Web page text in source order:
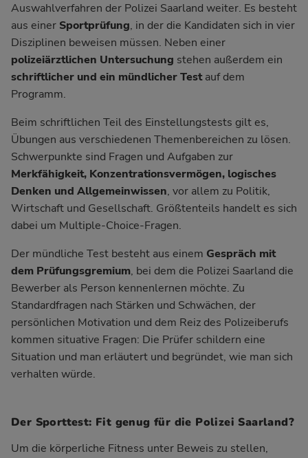
Auswahlverfahren der Polizei Saarland weiter. Es besteht
aus einer Sportprüfung, in der die Kandidaten sich in vier
Disziplinen beweisen müssen. Neben einer
polizeiärztlichen Untersuchung stehen außerdem ein
schriftlicher und ein mündlicher Testauf dem
Programm.
Beim schriftlichen Teil des Einstellungstests gilt es,
Übungen aus verschiedenen Themenbereichen zu lösen.
Schwerpunkte sind Fragen und Aufgaben zur
Merkfähigkeit, Konzentrationsvermögen, logisches
Denken und Allgemeinwissen, vor allem zu Politik,
Wirtschaft und Gesellschaft. Größtenteils handelt es sich
dabei um Multiple-Choice-Fragen.
Der mündliche Test besteht aus einem Gespräch mit
dem Prüfungsgremium, bei dem die Polizei Saarland die
Bewerber als Person kennenlernen möchte. Zu
Standardfragen nach Stärken und Schwächen, der
persönlichen Motivation und dem Reiz des Polizeiberufs
kommen situative Fragen: Die Prüfer schildern eine
Situation und man erläutert und begründet, wie man sich
verhalten würde.
Der Sporttest: Fit genug für die Polizei Saarland?
Um die körperliche Fitness unter Beweis zu stellen,